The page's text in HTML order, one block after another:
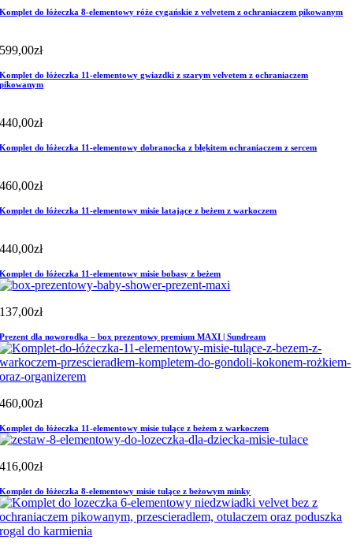
Komplet do łóżeczka 8-elementowy róże cygańskie z velvetem z ochraniaczem pikowanym
599,00zł
Komplet do łóżeczka 11-elementowy gwiazdki z szarym velvetem z ochraniaczem
pikowanym
440,00zł
Komplet do łóżeczka 11-elementowy dobranocka z błękitem ochraniaczem z sercem
460,00zł
Komplet do łóżeczka 11-elementowy misie latające z beżem z warkoczem
440,00zł
Komplet do łóżeczka 11-elementowy misie bobasy z beżem
137,00zł
Prezent dla noworodka – box prezentowy premium MAXI | Sundream
460,00zł
Komplet do łóżeczka 11-elementowy misie tulące z beżem z warkoczem
416,00zł
Komplet do łóżeczka 8-elementowy misie tulące z beżowym minky